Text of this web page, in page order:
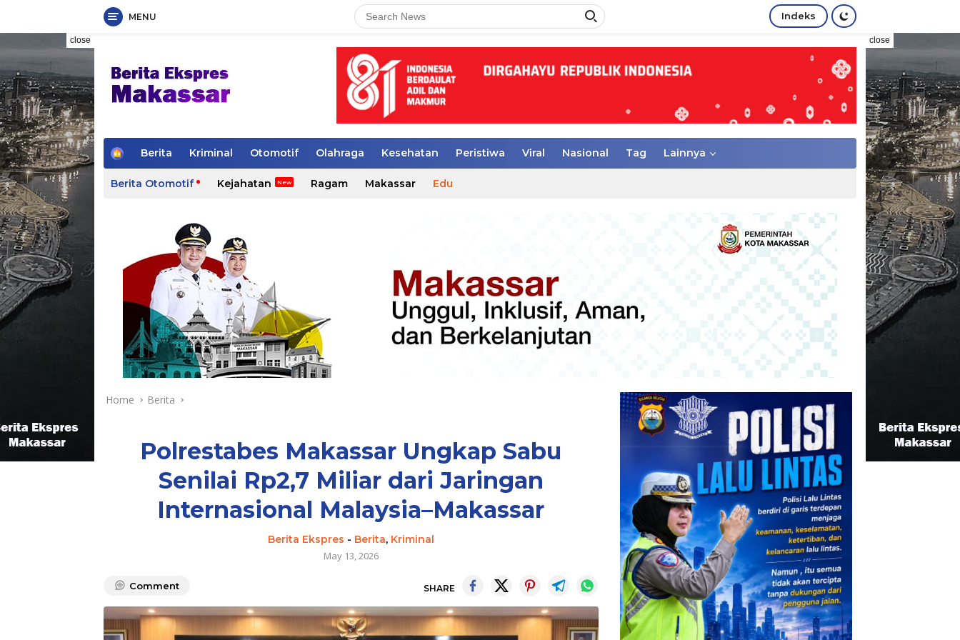
content
MENU Indeks
close close
H
m
e
Berita Kriminal Otomotif Olahraga Kesehatan Peristiwa Viral Nasional Tag Lainnya
Berita Otomotif Kejahatan Ragam Makassar Edu
Home Berita
Polrestabes Makassar Ungkap Sabu
Senilai Rp2,7 Miliar dari Jaringan
Internasional Malaysia–Makassar
Berita Ekspres - Berita, Kriminal
May 13, 2026
Comment SHARE